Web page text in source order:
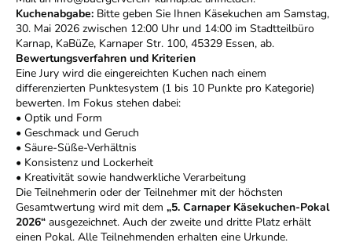
Kuchenabgabe: Bitte geben Sie Ihnen Käsekuchen am Samstag,
30. Mai 2026 zwischen 12:00 Uhr und 14:00 im Stadtteilbüro
Karnap, KaBüZe, Karnaper Str. 100, 45329 Essen, ab.
Bewertungsverfahren und Kriterien
Eine Jury wird die eingereichten Kuchen nach einem
differenzierten Punktesystem (1 bis 10 Punkte pro Kategorie)
bewerten. Im Fokus stehen dabei:
• Optik und Form
• Geschmack und Geruch
• Säure-Süße-Verhältnis
• Konsistenz und Lockerheit
• Kreativität sowie handwerkliche Verarbeitung
Die Teilnehmerin oder der Teilnehmer mit der höchsten
Gesamtwertung wird mit dem „5. Carnaper Käsekuchen-Pokal
2026“ ausgezeichnet. Auch der zweite und dritte Platz erhält
einen Pokal. Alle Teilnehmenden erhalten eine Urkunde.